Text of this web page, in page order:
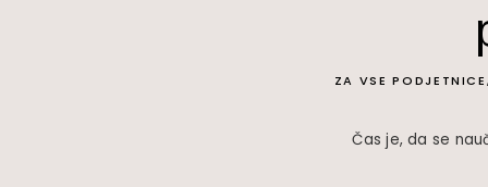
ZA VSE
Čas je, da se